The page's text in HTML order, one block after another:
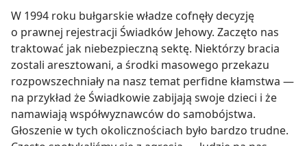
W 1994 roku bułgarskie władze cofnęły decyzję
o prawnej rejestracji Świadków Jehowy. Zaczęto nas
traktować jak niebezpieczną sektę. Niektórzy bracia
zostali aresztowani, a środki masowego przekazu
rozpowszechniały na nasz temat perfidne kłamstwa —
na przykład że Świadkowie zabijają swoje dzieci i że
namawiają współwyznawców do samobójstwa.
Głoszenie w tych okolicznościach było bardzo trudne.